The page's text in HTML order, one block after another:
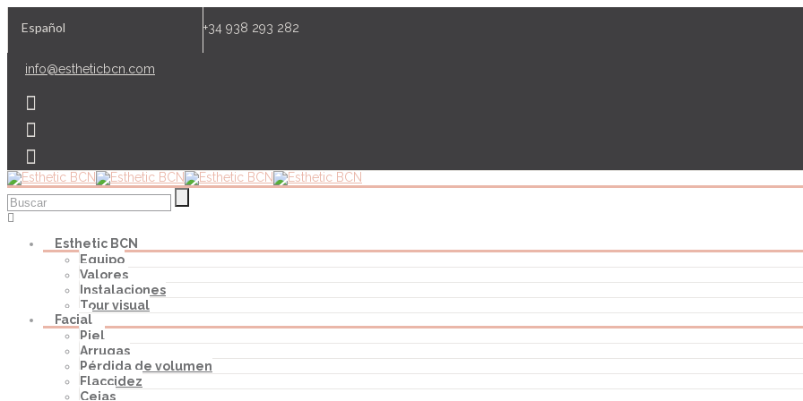
Español +34 938 293 282
info@estheticbcn.com
Esthetic BCN
Equipo
Valores
Instalaciones
Tour visual
Facial
Piel
Arrugas
Pérdida de volumen
Flaccidez
Cejas